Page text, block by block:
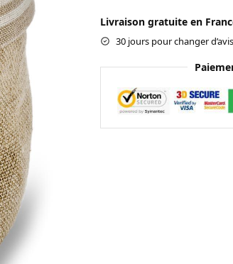
Livraison gratuite en
30 jours pour changer